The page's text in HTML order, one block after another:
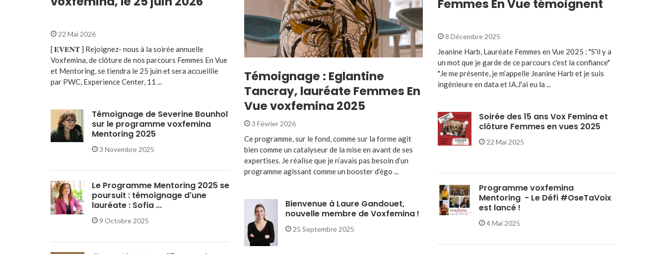
22 Mai 2026
[ 𝐄𝐕𝐄𝐍𝐓 ] Rejoignez- nous à la soirée annuelle
Voxfemina, de clôture de nos parcours Femmes En Vue
et Mentoring, se tiendra le 25 juin et sera accueillie
par PWC, Experience Center, 11 ...
Témoignage de Severine Bounhol
sur le programme voxfemina
Mentoring 2025
3 Novembre 2025
Le Programme Mentoring 2025 se
poursuit : témoignage d'une
lauréate : Sofia ...
9 Octobre 2025
Témoignage : Eglantine
Tancray, lauréate Femmes En
Vue voxfemina 2025
3 Février 2026
Ce programme, sur le fond, comme sur la forme agit
bien comme un catalyseur de la mise en avant de ses
expertises. Je réalise que je n’avais pas besoin d’un
programme agissant comme un booster d’égo ...
Bienvenue à Laure Gandouet,
nouvelle membre de Voxfemina !
25 Septembre 2025
Femmes En Vue témoignent
8 Décembre 2025
Jeanine Harb, Lauréate Femmes en Vue 2025 : "S'il y a
un mot que je garde de ce parcours c'est la confiance"
"Je me présente, je m’appelle Jeanine Harb et je suis
ingénieure en data et IA.J'ai eu la ...
Soirée des 15 ans Vox Femina et
clôture Femmes en vues 2025
22 Mai 2025
Programme voxfemina
Mentoring - Le Défi #OseTaVoix
est lancé !
4 Mai 2025